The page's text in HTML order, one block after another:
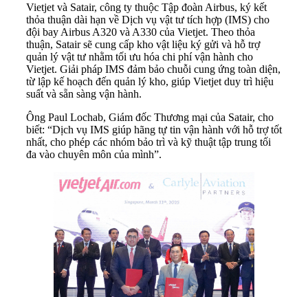
Vietjet và Satair, công ty thuộc Tập đoàn Airbus, ký kết
thỏa thuận dài hạn về Dịch vụ vật tư tích hợp (IMS) cho
đội bay Airbus A320 và A330 của Vietjet. Theo thỏa
thuận, Satair sẽ cung cấp kho vật liệu ký gửi và hỗ trợ
quản lý vật tư nhằm tối ưu hóa chi phí vận hành cho
Vietjet. Giải pháp IMS đảm bảo chuỗi cung ứng toàn diện,
từ lập kế hoạch đến quản lý kho, giúp Vietjet duy trì hiệu
suất và sẵn sàng vận hành.
Ông Paul Lochab, Giám đốc Thương mại của Satair, cho
biết: “Dịch vụ IMS giúp hãng tự tin vận hành với hỗ trợ tốt
nhất, cho phép các nhóm bảo trì và kỹ thuật tập trung tối
đa vào chuyên môn của mình”.